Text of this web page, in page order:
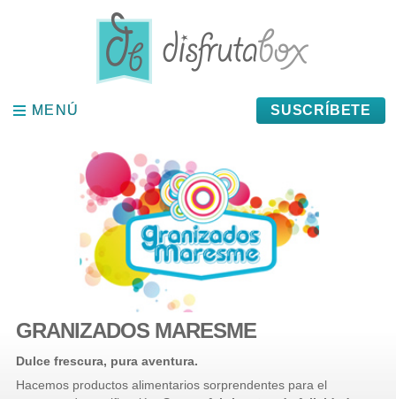
MENÚ
MENÚ SUSCRÍBETE
GRANIZADOS MARESME
Dulce frescura, pura aventura.
Hacemos productos alimentarios sorprendentes para el